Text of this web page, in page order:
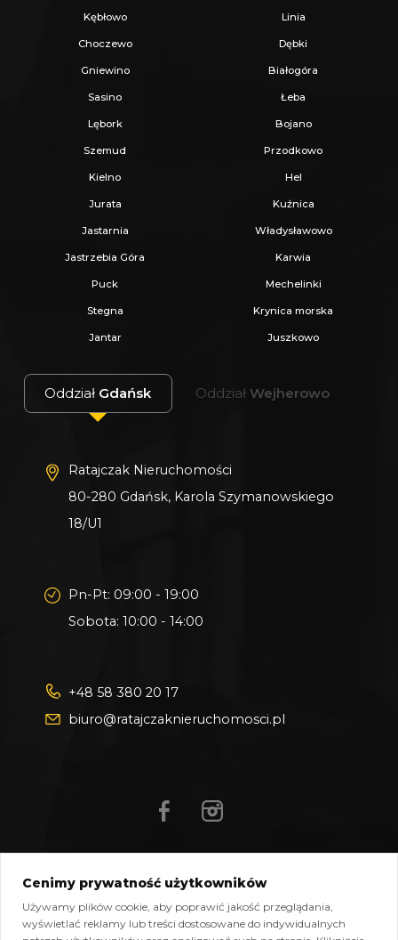
Kębłowo Linia
Choczewo Dębki
Gniewino Białogóra
Sasino Łeba
Lębork Bojano
Szemud Przodkowo
Kielno Hel
Jurata Kuźnica
Jastarnia Władysławowo
Jastrzebia Góra Karwia
Puck Mechelinki
Stegna Krynica morska
Jantar Juszkowo
Oddział Gdańsk Oddział Wejherowo
Ratajczak Nieruchomości
80-280 Gdańsk, Karola Szymanowskiego
18/U1
Pn-Pt: 09:00 - 19:00
Sobota: 10:00 - 14:00
+48 58 380 20 17
biuro@ratajczaknieruchomosci.pl
Polityka cookies Kontakt
Cenimy prywatność użytkowników
Używamy plików cookie, aby poprawić jakość przeglądania,
wyświetlać reklamy lub treści dostosowane do indywidualnych